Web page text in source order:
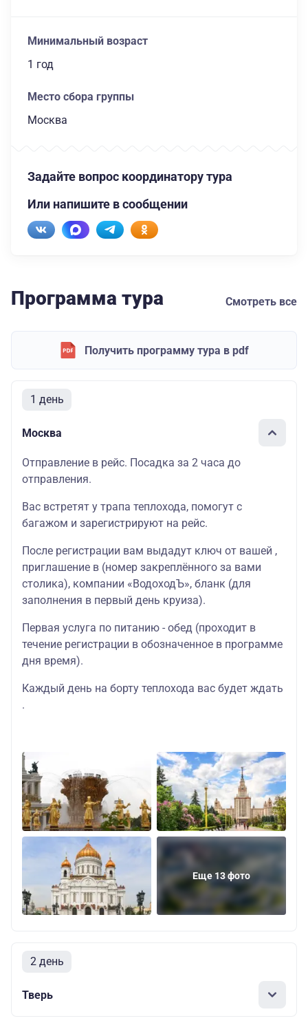
Минимальный возраст
1 год
Место сбора группы
Москва
Задайте вопрос координатору тура
Или напишите в сообщении
Программа тура Смотреть все
Получить программу тура в pdf
1 день
Москва
Отправление в рейс. Посадка за 2 часа до
отправления.
Вас встретят у трапа теплохода, помогут с
багажом и зарегистрируют на рейс.
После регистрации вам выдадут ключ от вашей ,
приглашение в (номер закреплённого за вами
столика), компании «ВодоходЪ», бланк (для
заполнения в первый день круиза).
Первая услуга по питанию - обед (проходит в
течение регистрации в обозначенное в программе
дня время).
Каждый день на борту теплохода вас будет ждать
.
Еще 13 фото
2 день
Тверь